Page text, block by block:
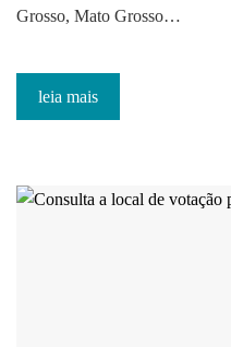
Grosso, Mato Grosso…
leia mais